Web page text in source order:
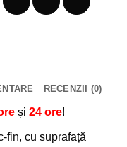
RECENZII (0)
și 24 ore!
fin, cu suprafață